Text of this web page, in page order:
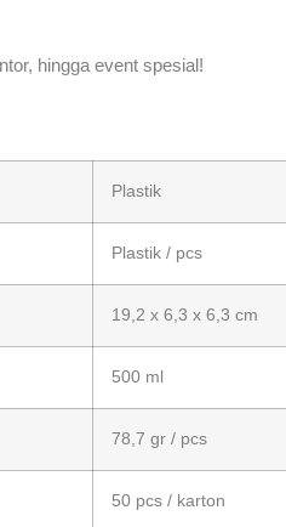
hingga event spesial!
Plastik
Plastik / pcs
19,2 x 6,3 x 6,3 cm
500 ml
78,7 gr / pcs
50 pcs / karton